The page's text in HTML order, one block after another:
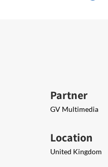
Partner
GV Multimedia
Location
United Kingdom